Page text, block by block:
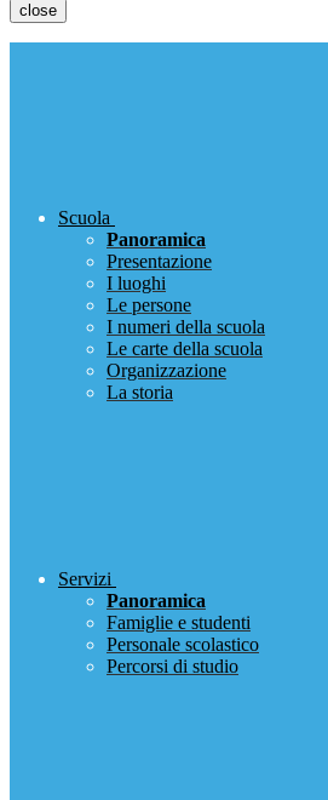
close
Scuola
Panoramica
Presentazione
I luoghi
Le persone
I numeri della scuola
Le carte della scuola
Organizzazione
La storia
Servizi
Panoramica
Famiglie e studenti
Personale scolastico
Percorsi di studio